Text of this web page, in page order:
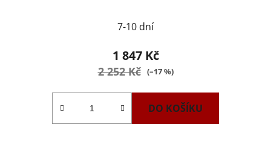
7-10 dní
1 847 Kč
2 252 Kč (–17 %)
DO KOŠÍKU